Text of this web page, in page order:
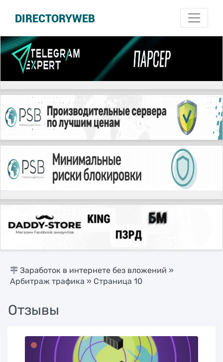
DIRECTORYWEB
Заработок в интернете без вложений »
Арбитраж трафика » Страница 10
Отзывы